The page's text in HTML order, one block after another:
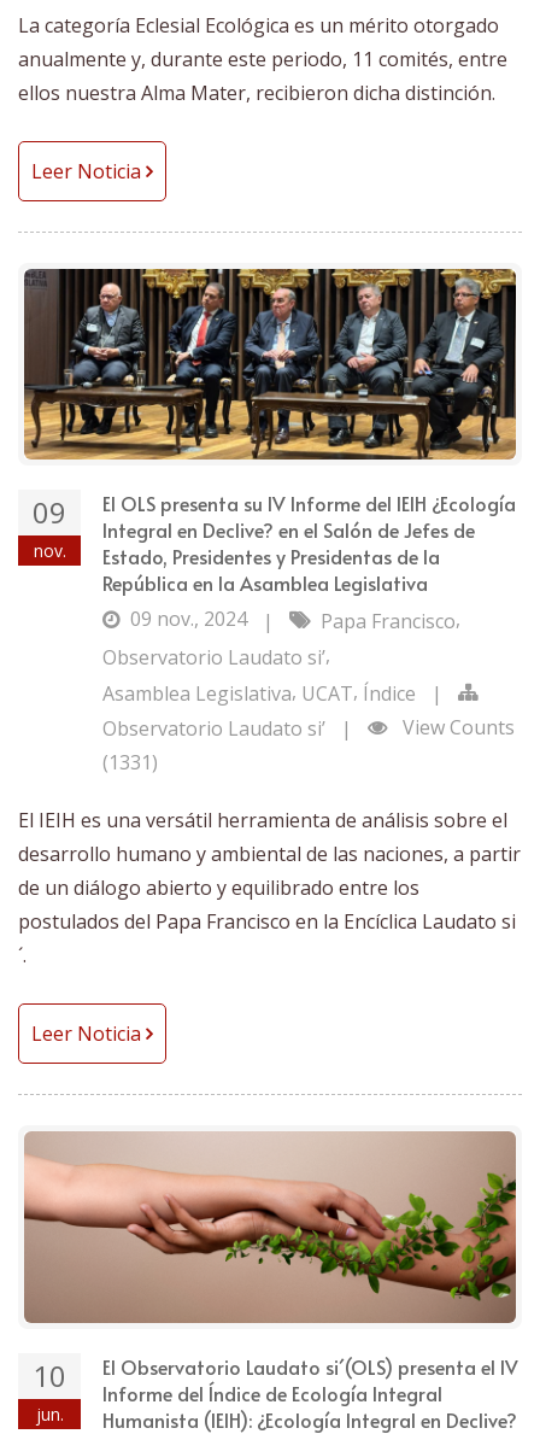
La categoría Eclesial Ecológica es un mérito otorgado
anualmente y, durante este periodo, 11 comités, entre
ellos nuestra Alma Mater, recibieron dicha distinción.
Leer Noticia
09
nov.
El OLS presenta su IV Informe del IEIH ¿Ecología
Integral en Declive? en el Salón de Jefes de
Estado, Presidentes y Presidentas de la
República en la Asamblea Legislativa
09 nov., 2024
| Papa Francisco,
Observatorio Laudato si’,
Asamblea Legislativa, UCAT, Índice
|
Observatorio Laudato si’
|
View Counts
(1331)
El IEIH es una versátil herramienta de análisis sobre el
desarrollo humano y ambiental de las naciones, a partir
de un diálogo abierto y equilibrado entre los
postulados del Papa Francisco en la Encíclica Laudato si
´.
Leer Noticia
10
jun.
El Observatorio Laudato si´(OLS) presenta el IV
Informe del Índice de Ecología Integral
Humanista (IEIH): ¿Ecología Integral en Declive?